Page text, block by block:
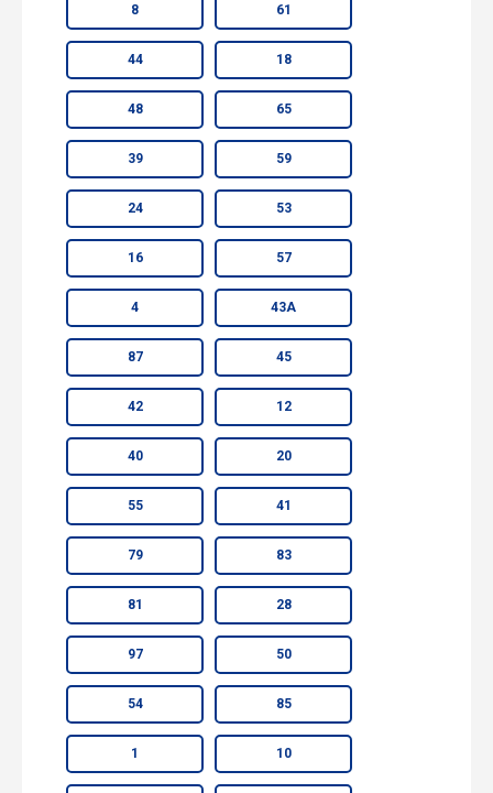
8 61
44 18
48 65
39 59
24 53
16 57
4 43А
87 45
42 12
40 20
55 41
79 83
81 28
97 50
54 85
1 10